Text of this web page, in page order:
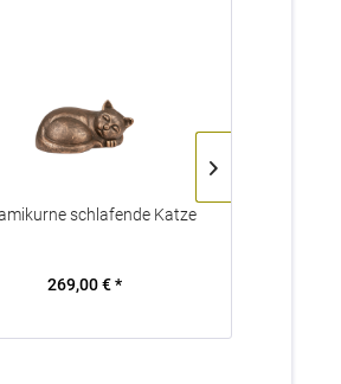
schlafende Katze
269,00 € *